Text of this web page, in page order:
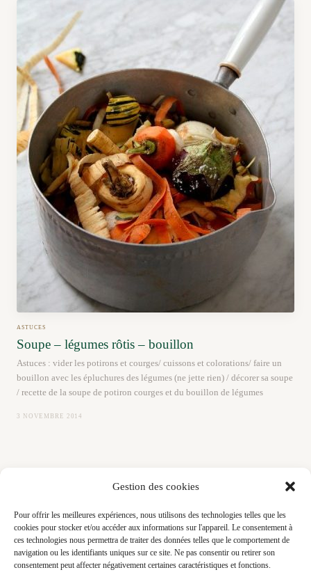
Gestion des cookies
Pour offrir les meilleures expériences, nous utilisons des technologies telles que les
cookies pour stocker et/ou accéder aux informations sur l'appareil. Le consentement à
ces technologies nous permettra de traiter des données telles que le comportement de
navigation ou les identifiants uniques sur ce site. Ne pas consentir ou retirer son
consentement peut affecter négativement certaines caractéristiques et fonctions.
ASTUCES
Soupe – légumes rôtis – bouillon
Astuces : vider les potirons et courges/ cuissons et colorations/ faire un
bouillon avec les épluchures des légumes (ne jette rien) / décorer sa soupe
/ recette de la soupe de potiron courges et du bouillon de légumes
3 NOVEMBRE 2014